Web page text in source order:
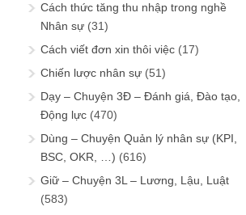
Cách thức tăng thu nhập trong nghề
Nhân sự (31)
Cách viết đơn xin thôi việc (17)
Chiến lược nhân sự (51)
Dạy – Chuyện 3Đ – Đánh giá, Đào tạo,
Động lực (470)
Dùng – Chuyện Quản lý nhân sự (KPI,
BSC, OKR, …) (616)
Giữ – Chuyện 3L – Lương, Lậu, Luật
(583)